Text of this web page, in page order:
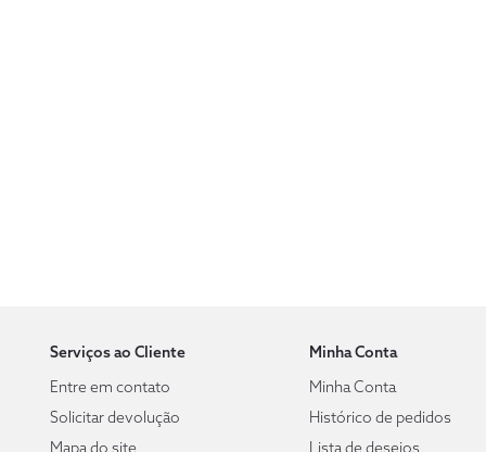
Serviços ao Cliente
Entre em contato
Solicitar devolução
Mapa do site
Minha Conta
Minha Conta
Histórico de pedidos
Lista de desejos